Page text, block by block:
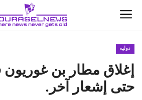
الأخبار
كتّابنا
دولية
إغلاق مطار بن غوريون
حتى إشعار آخر.